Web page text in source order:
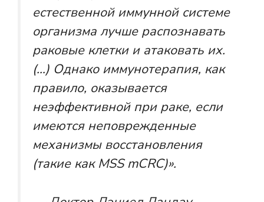
естественной иммунной системе
организма лучше распознавать
раковые клетки и атаковать их.
(…) Однако иммунотерапия, как
правило, оказывается
неэффективной при раке, если
имеются неповрежденные
механизмы восстановления
(такие как MSS mCRC)».